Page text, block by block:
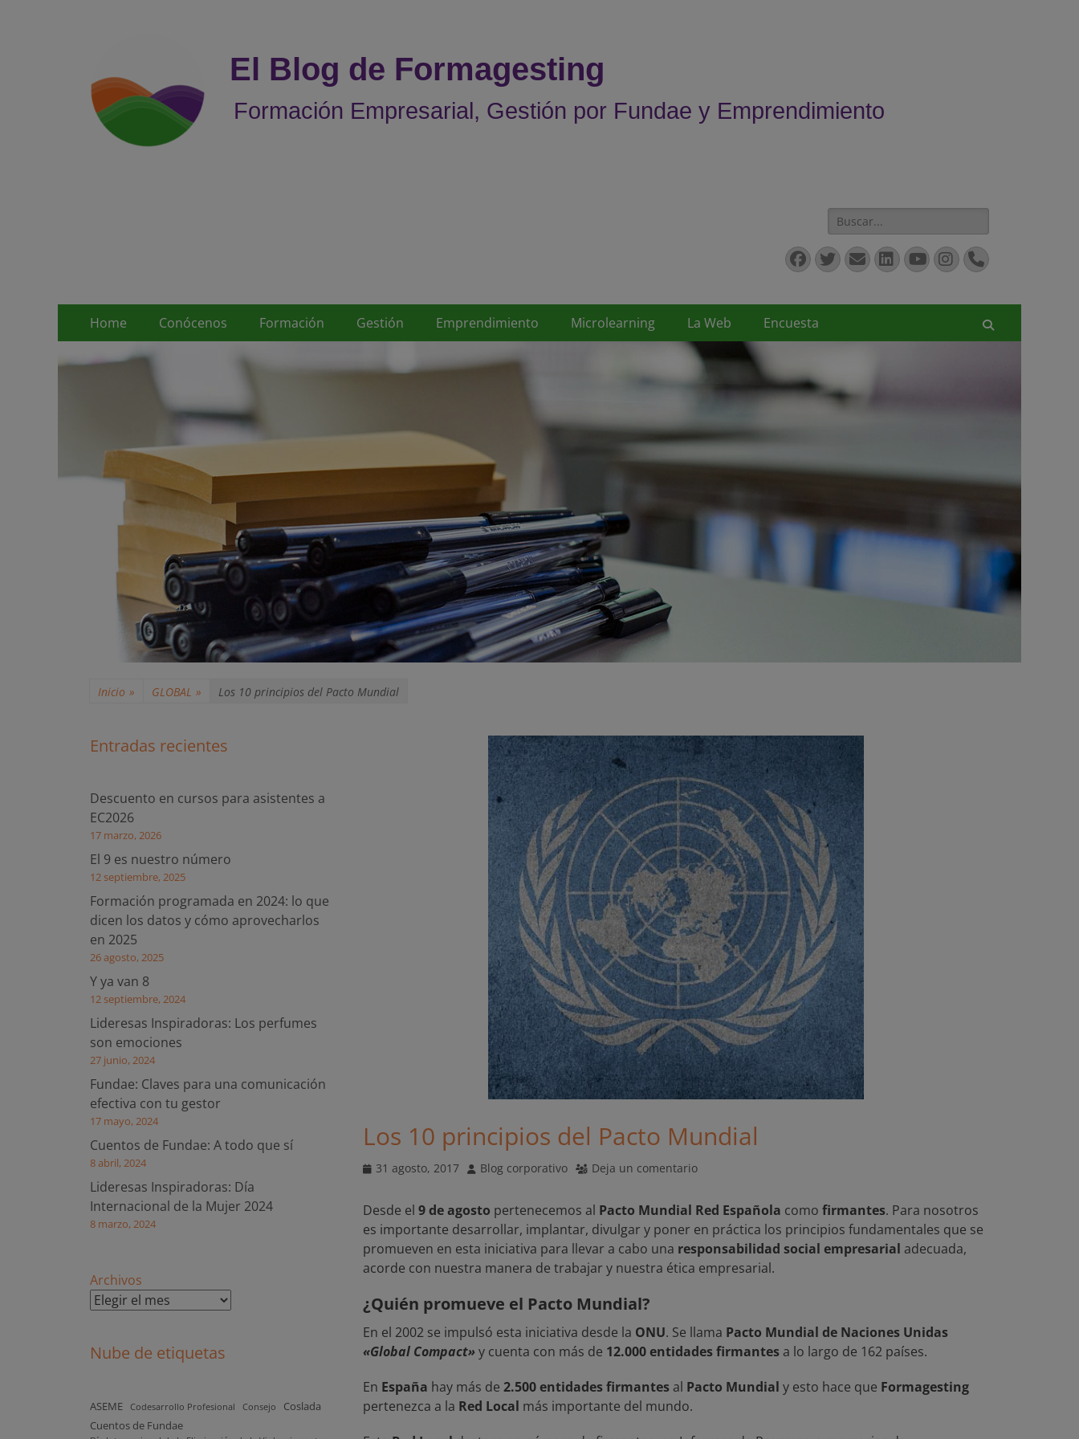
El Blog de Formagesting
Formación Empresarial, Gestión por Fundae y Emprendimiento
Facebook
Twitter
Correo
electrónico
LinkedIn
YouTube
Instagram
Teléfono
Menú
principal
contenido
Home Conócenos Formación Gestión Emprendimiento Microlearning La Web Encuesta
Inicio » GLOBAL » Los 10 principios del Pacto Mundial
Los 10 principios del Pacto Mundial
Publicado
31 agosto, 2017 AutorBlog corporativo Deja un comentario
Desde el 9 de agosto pertenecemos al Pacto Mundial Red Española como firmantes. Para nosotros
es importante desarrollar, implantar, divulgar y poner en práctica los principios fundamentales que se
promueven en esta iniciativa para llevar a cabo una responsabilidad social empresarial adecuada,
acorde con nuestra manera de trabajar y nuestra ética empresarial.
¿Quién promueve el Pacto Mundial?
En el 2002 se impulsó esta iniciativa desde la ONU. Se llama Pacto Mundial de Naciones Unidas
«Global Compact»y cuenta con más de 12.000 entidades firmantes a lo largo de 162 países.
En España hay más de 2.500 entidades firmantes al Pacto Mundial y esto hace que Formagesting
pertenezca a la Red Local más importante del mundo.
Entradas recientes
Descuento en cursos para asistentes a
EC2026
17 marzo, 2026
El 9 es nuestro número
12 septiembre, 2025
Formación programada en 2024: lo que
dicen los datos y cómo aprovecharlos
en 2025
26 agosto, 2025
Y ya van 8
12 septiembre, 2024
Lideresas Inspiradoras: Los perfumes
son emociones
27 junio, 2024
Fundae: Claves para una comunicación
efectiva con tu gestor
17 mayo, 2024
Cuentos de Fundae: A todo que sí
8 abril, 2024
Lideresas Inspiradoras: Día
Internacional de la Mujer 2024
8 marzo, 2024
Archivos
Nube de etiquetas
ASEME Codesarrollo Profesional Consejo
Coslada
Cuentos de Fundae